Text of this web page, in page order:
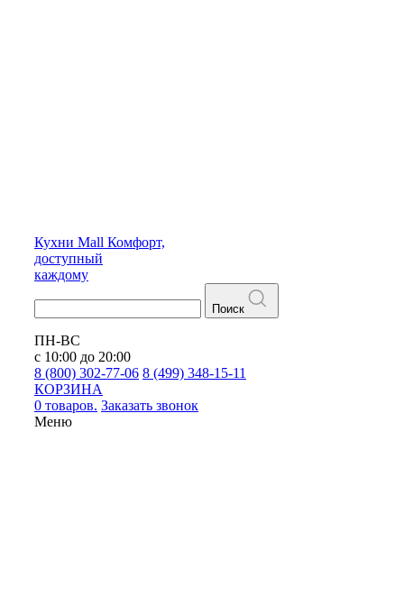
Кухни Mall Комфорт,
доступный
каждому
Поиск
ПН-ВС
с 10:00 до 20:00
8 (800) 302-77-06 8 (499) 348-15-11
КОРЗИНА
0 товаров. Заказать звонок
Меню